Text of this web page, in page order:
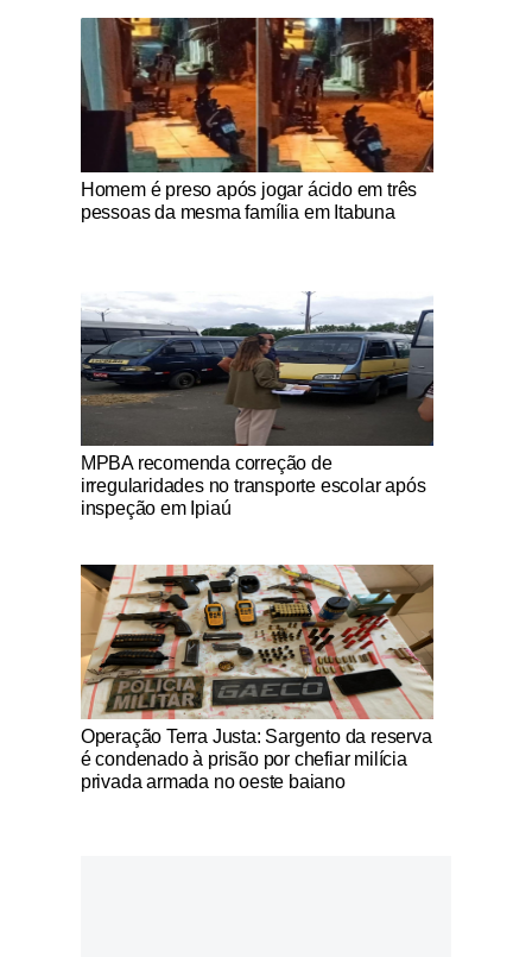
Notícias Católicas
Homem é preso após jogar ácido em três
pessoas da mesma família em Itabuna
Notícias Católicas
MPBA recomenda correção de
irregularidades no transporte escolar após
inspeção em Ipiaú
Notícias Católicas
Operação Terra Justa: Sargento da reserva
é condenado à prisão por chefiar milícia
privada armada no oeste baiano